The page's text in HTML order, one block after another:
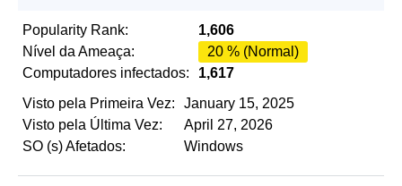
Popularity Rank:
1,606
Nível da Ameaça:
20 % (Normal)
Computadores infectados:
1,617
Visto pela Primeira Vez:
January 15, 2025
Visto pela Última Vez:
April 27, 2026
SO (s) Afetados:
Windows